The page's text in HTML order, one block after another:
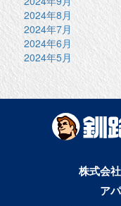
2024年8月
2024年7月
2024年6月
2024年5月
株式会
ア